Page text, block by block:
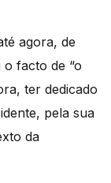
agora, de
facto de “o
ter dedicado
pela sua
da